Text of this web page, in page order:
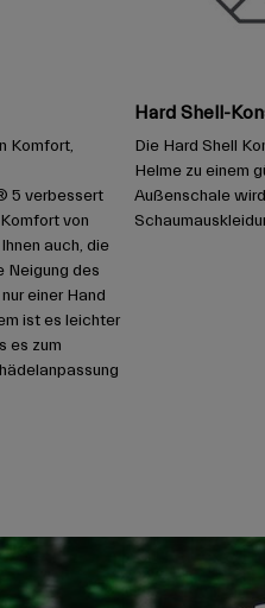
Komfort,
5 verbessert
von
auch, die
Neigung des
einer Hand
ist es leichter
es zum
Hard Shell-
Die Hard Shell
Helme zu einem
Außenschale